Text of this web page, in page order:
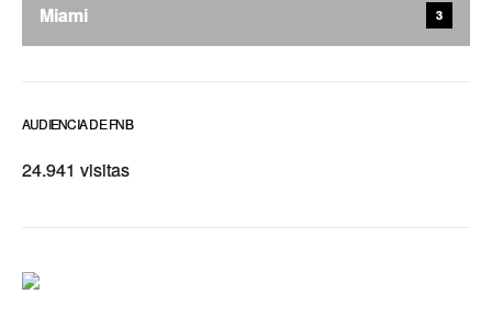
Miami 3
AUDIENCIA DE FNB
24.941 visitas